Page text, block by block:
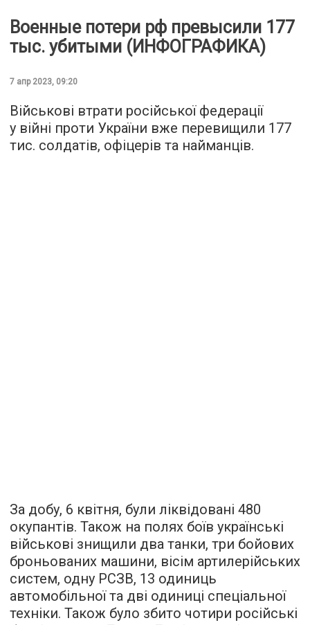
Военные потери рф превысили 177
тыс. убитыми (ИНФОГРАФИКА)
7 апр 2023, 09:20
Військові втрати російської федерації
у війні проти України вже перевищили 177
тис. солдатів, офіцерів та найманців.
За добу, 6 квітня, були ліквідовані 480
окупантів. Також на полях боїв українські
військові знищили два танки, три бойових
броньованих машини, вісім артилерійських
систем, одну РСЗВ, 13 одиниць
автомобільної та дві одиниці спеціальної
техніки. Також було збито чотири російські